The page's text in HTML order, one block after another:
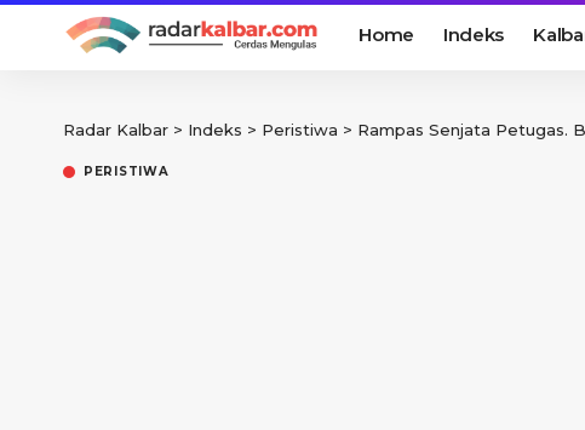
Home Indeks
Radar Kalbar > Indeks > Peristiwa > Rampas Senjata Petugas.
PERISTIWA